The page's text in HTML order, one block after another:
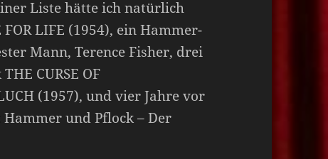
Liste hätte ich natürlich
FOR LIFE (1954), ein Hammer-
Mann, Terence Fisher, drei
CURSE OF
(1957), und vier Jahre vor
Hammer und Pflock – Der